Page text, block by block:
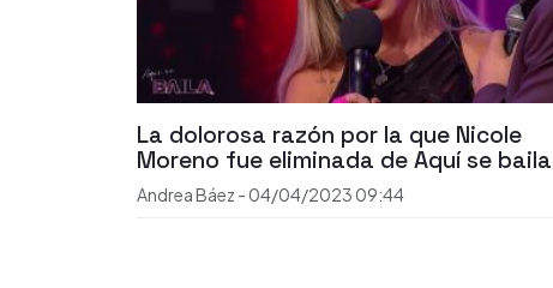
La dolorosa razón por la que Nicole
Moreno fue eliminada de Aquí se baila
Andrea Báez - 04/04/2023 09:44